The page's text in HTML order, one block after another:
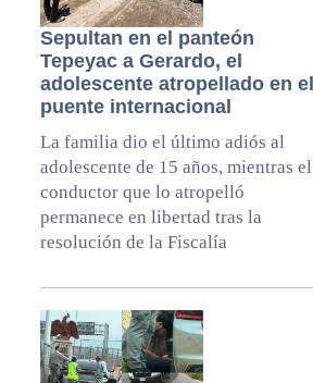
Sepultan en el panteón
Tepeyac a Gerardo, el
adolescente atropellado en el
puente internacional
La familia dio el último adiós al
adolescente de 15 años, mientras el
conductor que lo atropelló
permanece en libertad tras la
resolución de la Fiscalía